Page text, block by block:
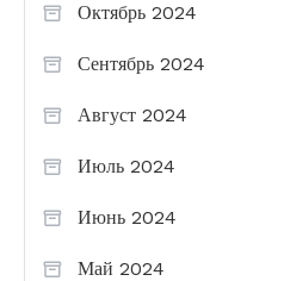
Октябрь 2024
Сентябрь 2024
Август 2024
Июль 2024
Июнь 2024
Май 2024